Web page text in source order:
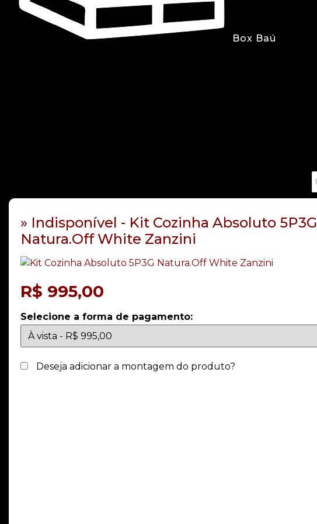
Box Baú
» Indisponível - Kit Cozinha Absoluto 5P3G
Natura.Off White Zanzini
R$ 995,00
Selecione a forma de pagamento:
Deseja adicionar a montagem do produto?